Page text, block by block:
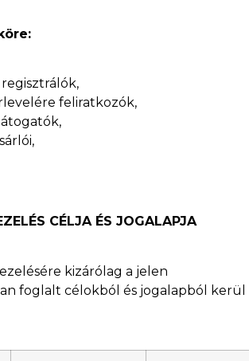
feliratkozók,
CÉLJA ÉS JOGALAPJA
kizárólag a jelen
foglalt célokból és jogalapból kerül